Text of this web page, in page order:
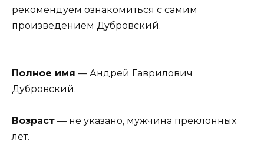
рекомендуем ознакомиться с самим
произведением Дубровский.
Полное имя — Андрей Гаврилович
Дубровский.
Возраст — не указано, мужчина преклонных
лет.